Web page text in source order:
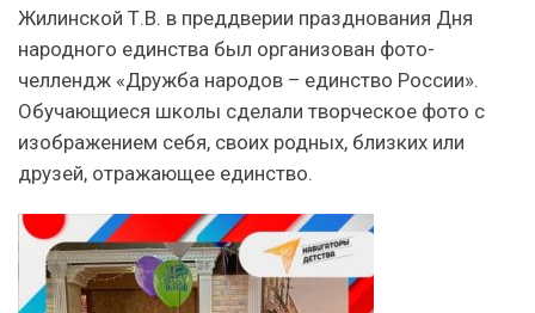
Жилинской Т.В. в преддверии празднования Дня
народного единства был организован фото-
челлендж «Дружба народов – единство России».
Обучающиеся школы сделали творческое фото с
изображением себя, своих родных, близких или
друзей, отражающее единство.